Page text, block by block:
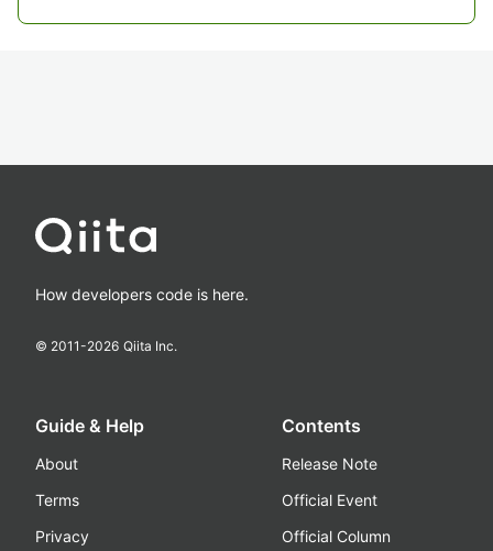
How developers code is here.
© 2011-2026 Qiita Inc.
Guide & Help
About
Terms
Privacy
Contents
Release Note
Official Event
Official Column